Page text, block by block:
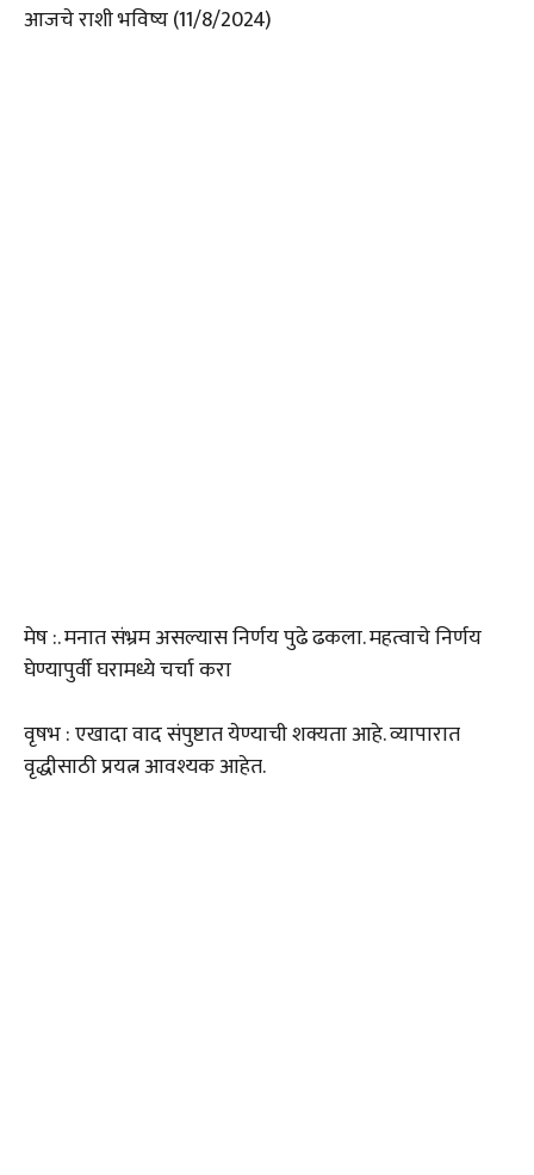
आजचे राशी भविष्य (11/8/2024)
मेष :. मनात संभ्रम असल्यास निर्णय पुढे ढकला. महत्वाचे निर्णय
घेण्यापुर्वी घरामध्ये चर्चा करा
वृषभ : एखादा वाद संपुष्टात येण्याची शक्यता आहे. व्यापारात
वृद्धीसाठी प्रयत्न आवश्यक आहेत.